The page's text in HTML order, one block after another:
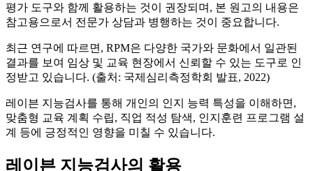
평가 도구와 함께 활용하는 것이 권장되며, 본 원고의 내용은
참고용으로서 전문가 상담과 병행하는 것이 중요합니다.
최근 연구에 따르면, RPM은 다양한 국가와 문화에서 일관된
결과를 보여 임상 및 교육 현장에서 신뢰할 수 있는 도구로 인
정받고 있습니다. (출처: 국제심리측정학회 발표, 2022)
레이븐 지능검사를 통해 개인의 인지 능력 특성을 이해하면,
맞춤형 교육 계획 수립, 직업 적성 탐색, 인지훈련 프로그램 설
계 등에 긍정적인 영향을 미칠 수 있습니다.
레이븐 지능검사의 활용